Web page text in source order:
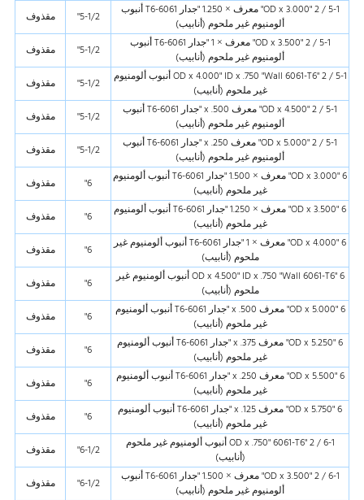
5-1 / 2 "OD x 3.000" معرف × 1.250 "جدار 6061-T6 أنبوب
ألومنيوم غير ملحوم (أنابيب)
5-1/2"
مقذوف
5-1 / 2 "OD x 3.500" معرف × 1 "جدار 6061-T6 أنبوب
ألومنيوم غير ملحوم (أنابيب)
5-1/2"
مقذوف
5-1 / 2 "OD x 4.000" ID x .750 "Wall 6061-T6 أنبوب ألومنيوم
غير ملحوم (أنابيب)
5-1/2"
مقذوف
5-1 / 2 "OD x 4.500" معرف x .500 "جدار 6061-T6 أنبوب
ألومنيوم غير ملحوم (أنابيب)
5-1/2"
مقذوف
5-1 / 2 "OD x 5.000" معرف x .250 "جدار 6061-T6 أنبوب
ألومنيوم غير ملحوم (أنابيب)
5-1/2"
مقذوف
6 "OD x 3.000" معرف × 1.500 "جدار 6061-T6 أنبوب ألومنيوم
غير ملحوم (أنابيب)
6"
مقذوف
6 "OD x 3.500" معرف × 1.250 "جدار 6061-T6 أنبوب ألومنيوم
غير ملحوم (أنابيب)
6"
مقذوف
6 "OD x 4.000" معرف × 1 "جدار 6061-T6 أنبوب ألومنيوم غير
ملحوم (أنابيب)
6"
مقذوف
6 "OD x 4.500" ID x .750 "Wall 6061-T6 أنبوب ألومنيوم غير
ملحوم (أنابيب)
6"
مقذوف
6 "OD x 5.000" معرف x .500 "جدار 6061-T6 أنبوب ألومنيوم
غير ملحوم (أنابيب)
6"
مقذوف
6 "OD x 5.250" معرف x .375 "جدار 6061-T6 أنبوب ألومنيوم
غير ملحوم (أنابيب)
6"
مقذوف
6 "OD x 5.500" معرف x .250 "جدار 6061-T6 أنبوب ألومنيوم
غير ملحوم (أنابيب)
6"
مقذوف
6 "OD x 5.750" معرف x .125 "جدار 6061-T6 أنبوب ألومنيوم
غير ملحوم (أنابيب)
6"
مقذوف
6-1 / 2 "OD x .750" 6061-T6 أنبوب ألومنيوم غير ملحوم
(أنابيب)
6-1/2"
مقذوف
6-1 / 2 "OD x 3.500" معرف × 1.500 "جدار 6061-T6 أنبوب
ألومنيوم غير ملحوم (أنابيب)
6-1/2"
مقذوف